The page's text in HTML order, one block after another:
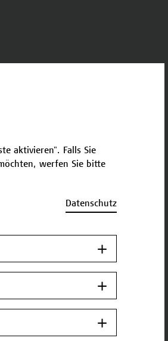
aktivieren". Falls Sie
werfen Sie bitte
Datenschutz